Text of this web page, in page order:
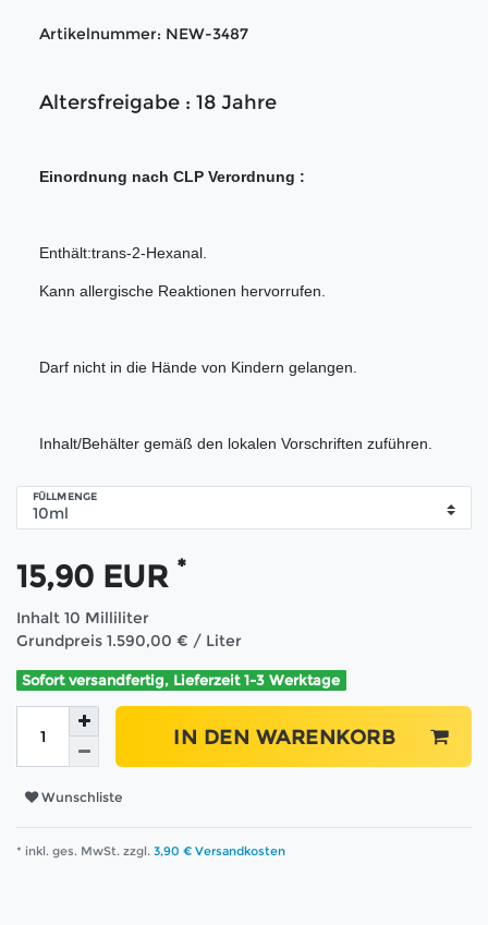
Artikelnummer: NEW-3487
Altersfreigabe : 18 Jahre
Einordnung nach CLP Verordnung :
Enthält:trans-2-Hexanal.
Kann allergische Reaktionen hervorrufen.
Darf nicht in die Hände von Kindern gelangen.
Inhalt/Behälter gemäß den lokalen Vorschriften zuführen.
FÜLLMENGE
15,90 EUR *
Inhalt 10 Milliliter
Grundpreis 1.590,00 € / Liter
Sofort versandfertig, Lieferzeit 1-3 Werktage
IN DEN WARENKORB
Wunschliste
* inkl. ges. MwSt. zzgl. 3,90 € Versandkosten